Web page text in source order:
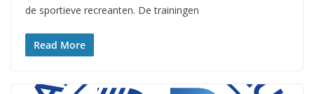
de sportieve recreanten. De trainingen
Read More